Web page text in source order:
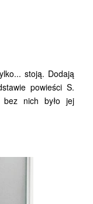
stoją. Dodają
powieści S.
bez nich było jej